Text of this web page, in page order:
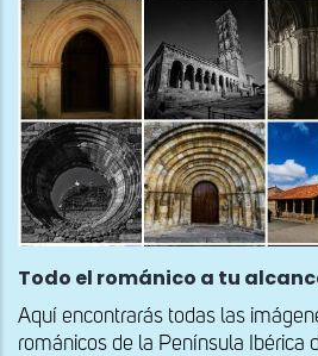
Todo el románico a tu
Aquí encontrarás todas las
románicos de la Península Ibérica